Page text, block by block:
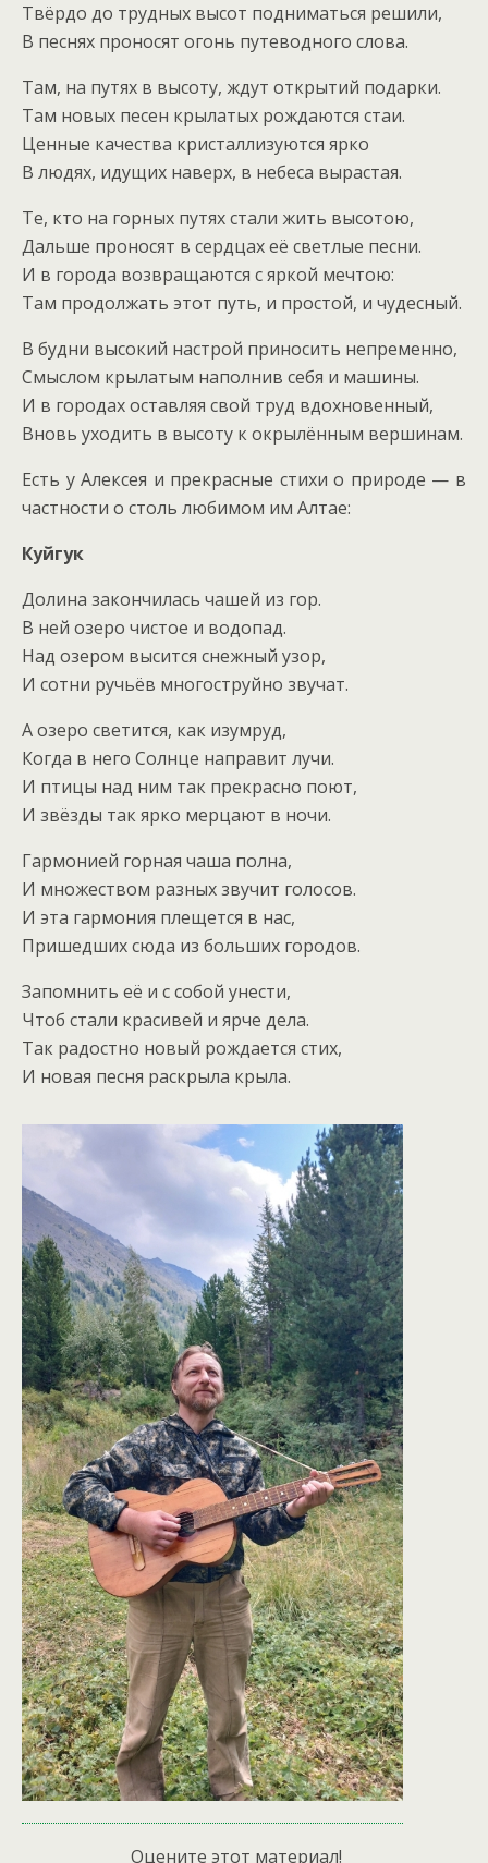
Твёрдо до трудных высот подниматься решили,
В песнях проносят огонь путеводного слова.
Там, на путях в высоту, ждут открытий подарки.
Там новых песен крылатых рождаются стаи.
Ценные качества кристаллизуются ярко
В людях, идущих наверх, в небеса вырастая.
Те, кто на горных путях стали жить высотою,
Дальше проносят в сердцах её светлые песни.
И в города возвращаются с яркой мечтою:
Там продолжать этот путь, и простой, и чудесный.
В будни высокий настрой приносить непременно,
Смыслом крылатым наполнив себя и машины.
И в городах оставляя свой труд вдохновенный,
Вновь уходить в высоту к окрылённым вершинам.
Есть у Алексея и прекрасные стихи о природе — в
частности о столь любимом им Алтае:
Куйгук
Долина закончилась чашей из гор.
В ней озеро чистое и водопад.
Над озером высится снежный узор,
И сотни ручьёв многоструйно звучат.
А озеро светится, как изумруд,
Когда в него Солнце направит лучи.
И птицы над ним так прекрасно поют,
И звёзды так ярко мерцают в ночи.
Гармонией горная чаша полна,
И множеством разных звучит голосов.
И эта гармония плещется в нас,
Пришедших сюда из больших городов.
Запомнить её и с собой унести,
Чтоб стали красивей и ярче дела.
Так радостно новый рождается стих,
И новая песня раскрыла крыла.
Оцените этот материал!